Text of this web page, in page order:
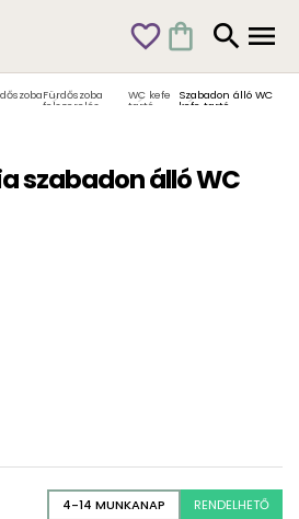
favorite_outline shopping_bag search menu
Fürdőszoba
felszerelés
WC kefe
tartó
Szabadon álló WC
kefe tartó
szabadon álló WC
4-14 MUNKANAP RENDELHETŐ